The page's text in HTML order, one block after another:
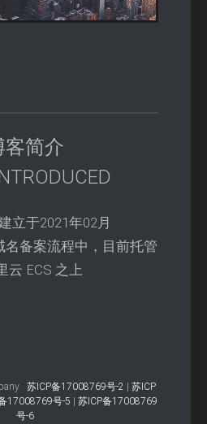
客简介
立于2021年02月
名备案流程中，目前托管
云 ECS 之上
苏ICP备17008769号-2
苏ICP
17008769号-5
苏ICP备17008769
号-6